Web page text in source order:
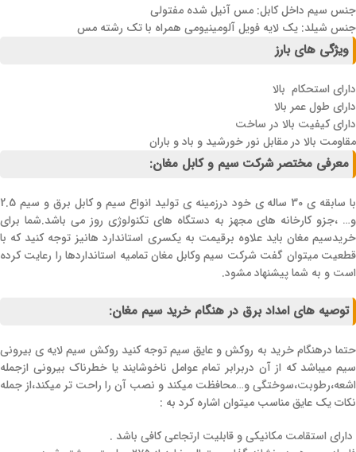
جنس سیم داخل کابل: مس آنیل شده مفتولی
جنس شیلد: یک لایه فویل آلومینیومی همراه با تک رشته مس
ویژگی های بارز
دارای استحکام بالا
دارای طول عمر بالا
دارای کیفیت بالا در ساخت
مقاومت بالا در مقابل نور خورشید و باد و باران
معرفی مختصر شرکت سیم و کابل مغان:
با سابقه ی 30 ساله ی خود درزمینه ی تولید انواع سیم و کابل برق و سیم 2.5
و… ،جزو کارخانه های مجهز به دستگاه های تکنولوژی روز می باشد.شما برای
خریدسیم مغان باید علاوه برقیمت به یکسری استاندارد هانیز توجه کنید که با
قطعیت میتوان گفت شرکت سیم وکابل مغان تمامیه استانداردها را رعایت کرده
است و به شما پیشنهاد مشود.
توصیه های امداد برق در هنگام خرید سیم مغان:
حتما درهنگام خرید به روکش و عایق سیم توجه کنید روکش سیم لایه ی بیرونی
سیم میباشد که از آن دربرابر تمام عوامل ناخوشایند یا خطرناک بیرونی ازجمله
اشعه،رطوبت،سوختگی و…محافظت میکند و نصب آن را راحت تر میکند،از جمله
نکات یک عایق مناسب میتوان اشاره کرد به :
دارای استقامت مکانیکی و قابلیت ارتجاعی کافی باشد .